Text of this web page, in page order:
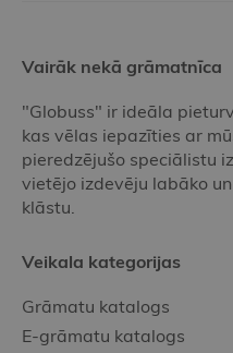
Vairāk nekā grāmatnīca
"Globuss" ir ideāla
kas vēlas iepazīties ar
pieredzējušo speciālistu
vietējo izdevēju labāko
klāstu.
Veikala kategorijas
Grāmatu katalogs
E-grāmatu katalogs